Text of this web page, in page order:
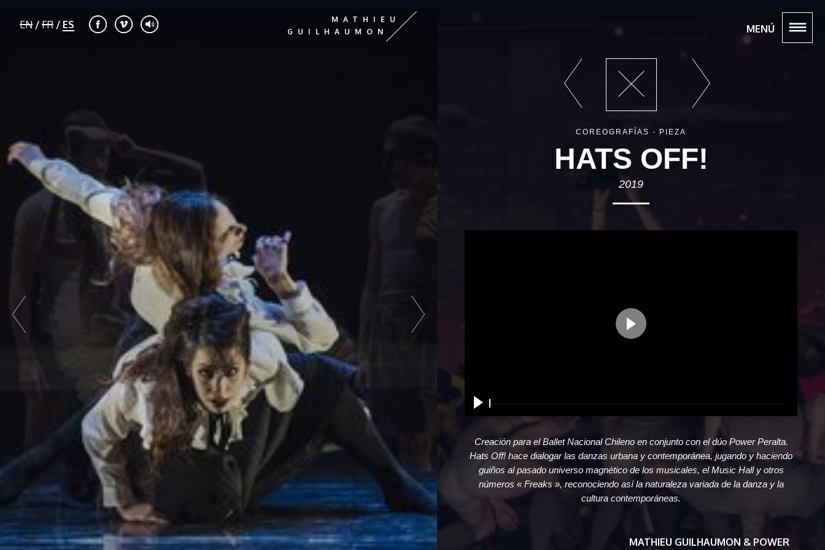
MATHIEU
GUILHAUMON
EN / FR / ES MENÚ
COREOGRAFÍAS - PIEZA
HATS OFF!
2019
Creación para el Ballet Nacional Chileno en conjunto con el dúo Power Peralta.
Hats Off! hace dialogar las danzas urbana y contemporánea, jugando y haciendo
guiños al pasado universo magnético de los musicales, el Music Hall y otros
números « Freaks », reconociendo así la naturaleza variada de la danza y la
cultura contemporáneas.
MATHIEU GUILHAUMON & POWER